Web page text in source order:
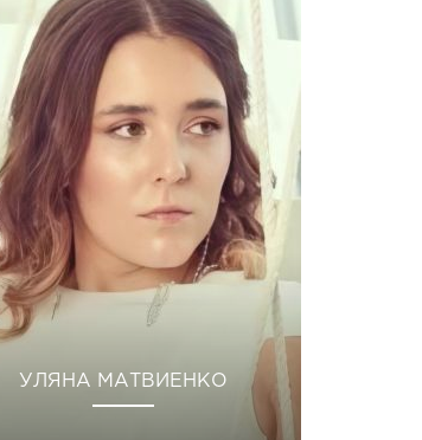
УЛЯНА МАТВИЕНКО